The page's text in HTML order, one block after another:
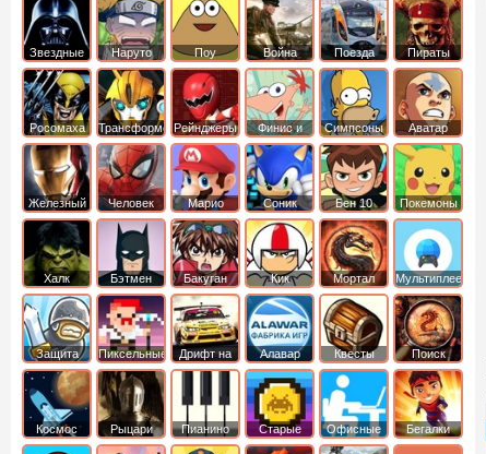
Звездные
войны
Наруто Поу Война Поезда
Пираты
Карибского
Моря
Росомаха ТрансформерыРейнджеры
Самураи
Финис и
Ферб
Симпсоны
Аватар
легенда об
Аанге
Железный
человек
Человек
Паук
Марио Соник Бен 10 Покемоны
Халк Бэтмен Бакуган
Кик
Бутовский
Мортал
комбат
Мультиплеер
Защита
королевства
Пиксельные
Дрифт на
машинах
Алавар Квесты
Поиск
предметов
Космос Рыцари Пианино Старые Офисные Бегалки